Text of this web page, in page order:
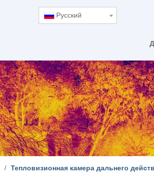
Pусский
/ Тепловизионная камера дальнего